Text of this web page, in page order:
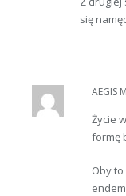
się
AEGIS
Życie
formę
Oby